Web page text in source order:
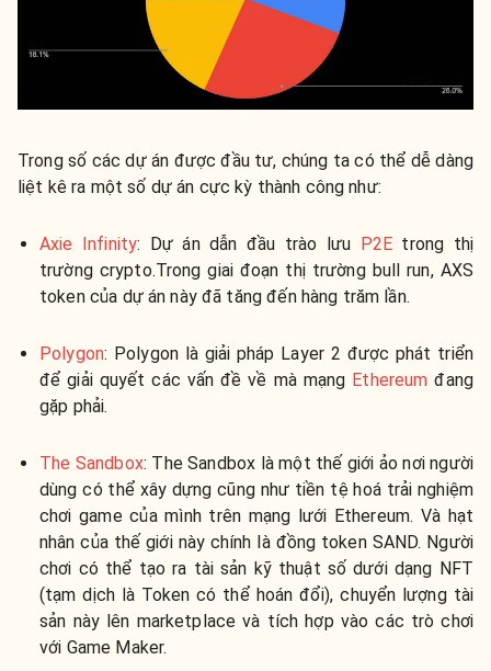
Trong số các dự án được đầu tư, chúng ta có thể dễ dàng
liệt kê ra một số dự án cực kỳ thành công như:
Axie Infinity: Dự án dẫn đầu trào lưu P2E trong thị
trường crypto.Trong giai đoạn thị trường bull run, AXS
token của dự án này đã tăng đến hàng trăm lần.
Polygon: Polygon là giải pháp Layer 2 được phát triển
để giải quyết các vấn đề về mà mạng Ethereum đang
gặp phải.
The Sandbox: The Sandbox là một thế giới ảo nơi người
dùng có thể xây dựng cũng như tiền tệ hoá trải nghiệm
chơi game của mình trên mạng lưới Ethereum. Và hạt
nhân của thế giới này chính là đồng token SAND. Người
chơi có thể tạo ra tài sản kỹ thuật số dưới dạng NFT
(tạm dịch là Token có thể hoán đổi), chuyển lượng tài
sản này lên marketplace và tích hợp vào các trò chơi
với Game Maker.